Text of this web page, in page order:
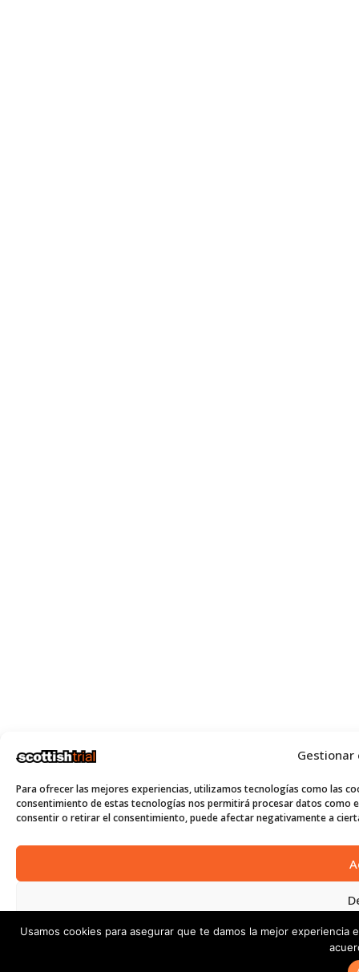
Para ofrecer las mejores experiencias, utilizamos tecnologías como las
consentimiento de estas tecnologías nos permitirá procesar datos como
consentir o retirar el consentimiento, puede afectar negativamente a
Ver
Usamos cookies para asegurar que te damos la mejor